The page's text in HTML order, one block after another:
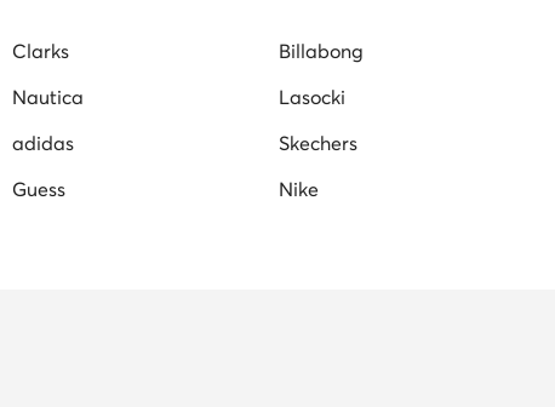
Clarks
Billabong
Nautica
Lasocki
adidas
Skechers
Guess Nike